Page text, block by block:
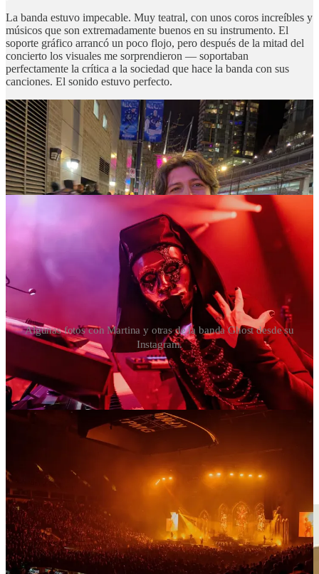
La banda estuvo impecable. Muy teatral, con unos coros increíbles y
músicos que son extremadamente buenos en su instrumento. El
soporte gráfico arrancó un poco flojo, pero después de la mitad del
concierto los visuales me sorprendieron — soportaban
perfectamente la crítica a la sociedad que hace la banda con sus
canciones. El sonido estuvo perfecto.
Algunas fotos con Martina y otras de la banda Ghost desde su
Instagram.
Lo que estoy pensando
Paseando por Granville Island, entré a una librería y encontré un
libro irónico con frases motivacionales. Una en particular me pegó,
especialmente después de leer a Pressfield:
There will never be the perfect time. Do the stupid thing
now. You deserve it.